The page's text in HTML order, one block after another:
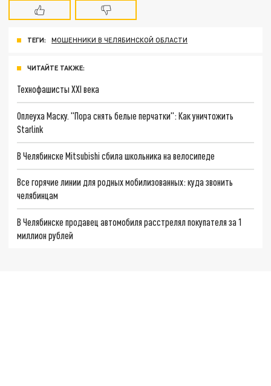
ТЕГИ: МОШЕННИКИ В ЧЕЛЯБИНСКОЙ ОБЛАСТИ
ЧИТАЙТЕ ТАКЖЕ:
Технофашисты XXI века
Оплеуха Маску. "Пора снять белые перчатки": Как уничтожить
Starlink
В Челябинске Mitsubishi сбила школьника на велосипеде
Все горячие линии для родных мобилизованных: куда звонить
челябинцам
В Челябинске продавец автомобиля расстрелял покупателя за 1
миллион рублей